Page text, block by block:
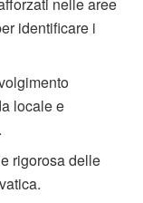
nelle aree
identificare i
locale e
rigorosa delle